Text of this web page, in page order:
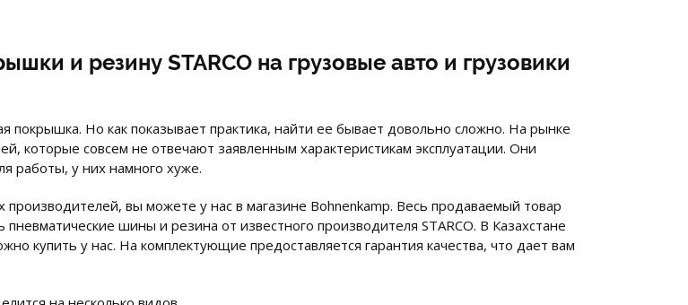
и резину STARCO на грузовые авто и грузовики
покрышка. Но как показывает практика, найти ее бывает довольно сложно. На рынке
которые совсем не отвечают заявленным характеристикам эксплуатации. Они
работы, у них намного хуже.
вы можете у нас в магазине Bohnenkamp. Весь продаваемый товар
шины и резина от известного производителя STARCO. В Казахстане
купить у нас. На комплектующие предоставляется гарантия качества, что дает вам